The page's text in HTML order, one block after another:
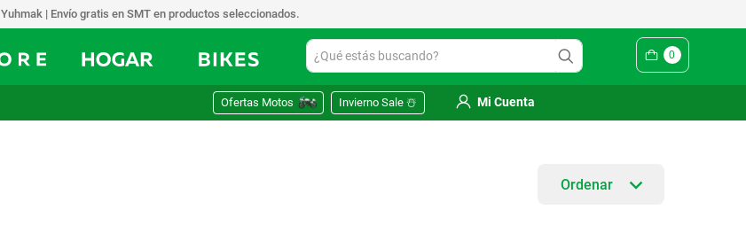
Yuhmak | Envío gratis en SMT en productos seleccionados.
¿Qué estás buscando? 0
Ofertas Motos Invierno Sale ☃️ Mi Cuenta